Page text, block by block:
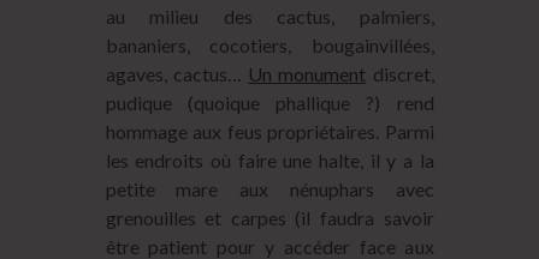
au milieu des cactus, palmiers,
bananiers, cocotiers, bougainvillées,
agaves, cactus…
Un monument discret,
pudique (quoique phallique ?) rend
hommage aux feus propriétaires. Parmi
les endroits où faire une halte, il y a la
petite mare aux nénuphars avec
grenouilles et carpes (il faudra savoir
être patient pour y accéder face aux